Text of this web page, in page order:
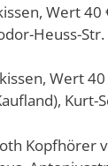
Wert 40
Heuss-Str.
Wert
Kurt-
Kopfhörer